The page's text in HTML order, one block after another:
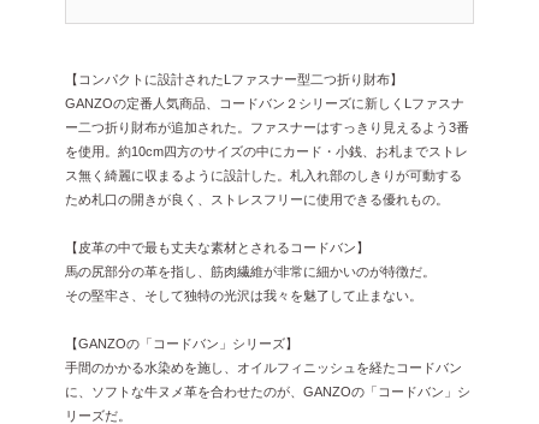
【コンパクトに設計されたLファスナー型二つ折り財布】
GANZOの定番人気商品、コードバン２シリーズに新しくLファスナ
ー二つ折り財布が追加された。ファスナーはすっきり見えるよう3番
を使用。約10cm四方のサイズの中にカード・小銭、お札までストレ
ス無く綺麗に収まるように設計した。札入れ部のしきりが可動する
ため札口の開きが良く、ストレスフリーに使用できる優れもの。
【皮革の中で最も丈夫な素材とされるコードバン】
馬の尻部分の革を指し、筋肉繊維が非常に細かいのが特徴だ。
その堅牢さ、そして独特の光沢は我々を魅了して止まない。
【GANZOの「コードバン」シリーズ】
手間のかかる水染めを施し、オイルフィニッシュを経たコードバン
に、ソフトな牛ヌメ革を合わせたのが、GANZOの「コードバン」シ
リーズだ。